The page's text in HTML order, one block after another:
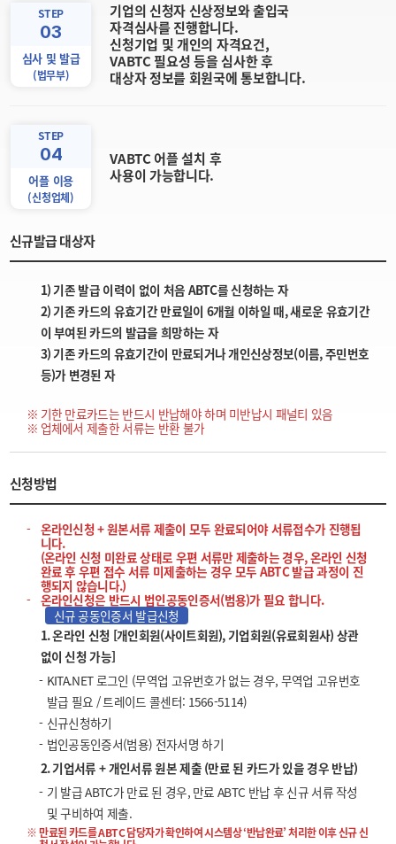
STEP
03
심사 및 발급
(법무부)
기업의 신청자 신상정보와 출입국
자격심사를 진행합니다.
신청기업 및 개인의 자격요건,
VABTC 필요성 등을 심사한 후
대상자 정보를 회원국에 통보합니다.
STEP
04
어플 이용
(신청업체)
VABTC 어플 설치 후
사용이 가능합니다.
신규발급 대상자
1) 기존 발급 이력이 없이 처음 ABTC를 신청하는 자
2) 기존 카드의 유효기간 만료일이 6개월 이하일 때, 새로운 유효기간
이 부여된 카드의 발급을 희망하는 자
3) 기존 카드의 유효기간이 만료되거나 개인신상정보(이름, 주민번호
등)가 변경된 자
기한 만료카드는 반드시 반납해야 하며 미반납시 패널티 있음
업체에서 제출한 서류는 반환 불가
신청방법
온라인신청 + 원본서류 제출이 모두 완료되어야 서류접수가 진행됩
니다.
(온라인 신청 미완료 상태로 우편 서류만 제출하는 경우, 온라인 신청
완료 후 우편 접수 서류 미제출하는 경우 모두 ABTC 발급 과정이 진
행되지 않습니다.)
온라인신청은 반드시 법인공동인증서(범용)가 필요 합니다.
신규 공동인증서 발급신청
1. 온라인 신청 [개인회원(사이트회원), 기업회원(유료회원사) 상관
없이 신청 가능]
KITA.NET 로그인 (무역업 고유번호가 없는 경우, 무역업 고유번호
발급 필요 / 트레이드 콜센터: 1566-5114)
신규신청하기
법인공동인증서(범용) 전자서명 하기
2. 기업서류 + 개인서류 원본 제출 (만료 된 카드가 있을 경우 반납)
기 발급 ABTC가 만료 된 경우, 만료 ABTC 반납 후 신규 서류 작성
및 구비하여 제출.
만료된 카드를 ABTC 담당자가 확인하여 시스템상 ‘반납완료’ 처리한 이후 신규 신